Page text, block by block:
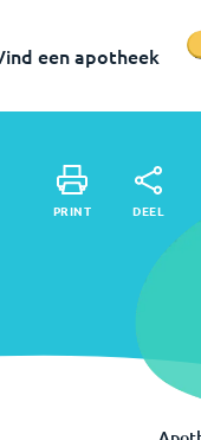
een apotheek
PRINT DEEL